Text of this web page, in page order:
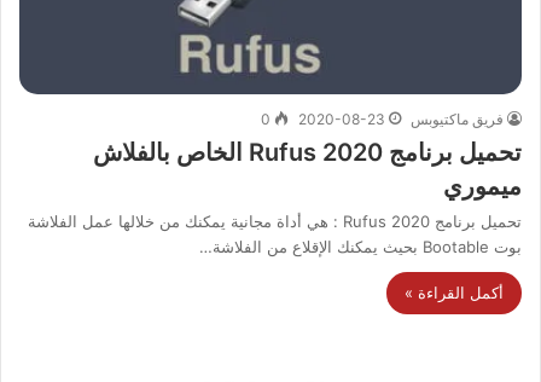
فريق ماكتيوبس 2020-08-23
0
تحميل برنامج 2020 Rufus الخاص بالفلاش
ميموري
تحميل برنامج 2020 Rufus : هي أداة مجانية يمكنك من خلالها عمل الفلاشة
بوت Bootable بحيث يمكنك الإقلاع من الفلاشة…
أكمل القراءة »